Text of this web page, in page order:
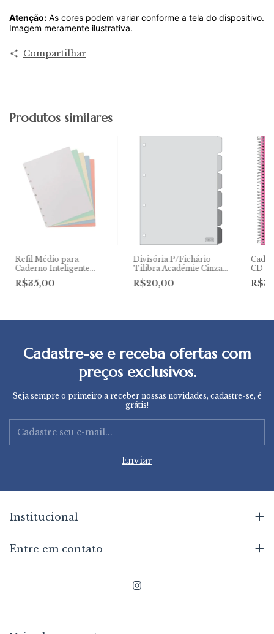
Atenção: As cores podem variar conforme a tela do dispositivo.
Imagem meramente ilustrativa.
Compartilhar
Produtos similares
Refil Médio para
Caderno Inteligente
Colorido
R$35,00
Divisória P/Fichário
Tilibra Académie Cinza
C/6
R$20,00
CD
Cadastre-se e receba ofertas com
preços exclusivos.
Seja sempre o primeiro a receber nossas novidades, cadastre-se, é
grátis!
Institucional
Entre em contato